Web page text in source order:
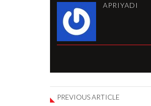
APRIYADI
PREVIOUS ARTICLE